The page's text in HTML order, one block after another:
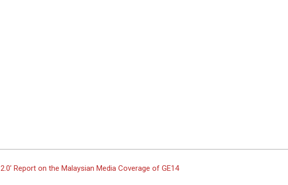
Report on the Malaysian Media Coverage of GE14